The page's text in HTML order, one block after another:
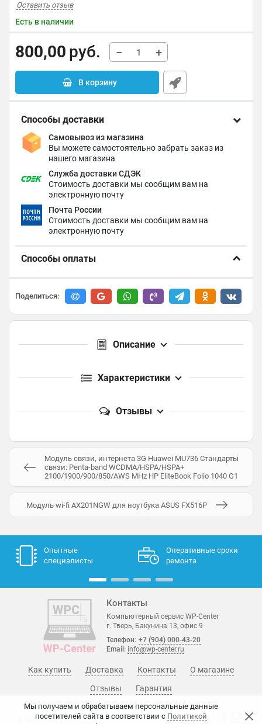
Оставить отзыв
Есть в наличии
800,00 руб. − +
В корзину
Способы доставки
Самовывоз из магазина
Вы можете самостоятельно забрать заказ из
нашего магазина
Служба доставки СДЭК
Стоимость доставки мы сообщим вам на
электронную почту
Почта России
Стоимость доставки мы сообщим вам на
электронную почту
Способы оплаты
Поделиться:
Описание
Характеристики
Отзывы
Модуль связи, интернета 3G Huawei MU736 Стандарты
связи: Penta-band WCDMA/HSPA/HSPA+
2100/1900/900/850/AWS MHz HP EliteBook Folio 1040 G1
Модуль wi-fi AX201NGW для ноутбука ASUS FX516P
Мы получаем и обрабатываем персональные данные
посетителей сайта в соответствии с Политикой
Опытные
специалисты
Оперативные сроки
ремонта
Контакты
Компьютерный сервис WP-Center
г. Тверь, Бакунина 13, офис 9
Телефон: +7 (904) 000-43-20
Email: info@wp-center.ru
О магазине
Гарантия
Отзывы
Как купить Доставка Контакты
© WP-Center, 2015 - 2026